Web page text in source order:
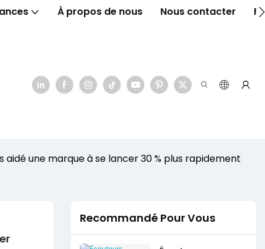
À propos de nous Nous contacter
une marque à se lancer 30 % plus rapidement
Recommandé Pour Vous